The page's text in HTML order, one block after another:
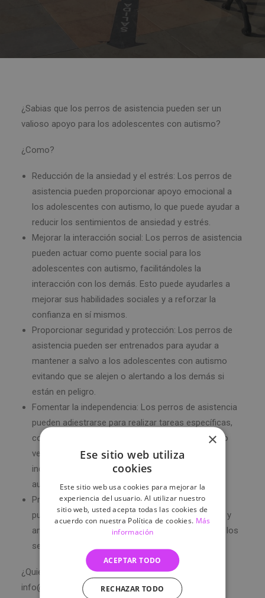
¿Sabias que los perros de asistencia pueden ser un
valioso apoyo para los adolescentes con autismo?
¿Como?
Reducción de la ansiedad y el estrés: Los perros de
asistencia pueden proporcionar apoyo emocional a
los adolescentes con autismo, lo que puede ayudar a
reducir los sentimientos de ansiedad y estrés.
Mejorar la interacción social: Los perros de asistencia
pueden actuar como puente social para los
adolescentes con autismo, facilitándoles la
interacción con los demás. Esto puede ayudarles a
mejorar sus habilidades sociales y a reforzar la
confianza en sí mismos.
Proporcionar seguridad y protección: Los perros de
asistencia pueden ser entrenados para ayudar a
mantener a salvo a los adolescentes con autismo
evitando que se alejen o alertando a los demás si
están en peligro.
Fomentar la independencia: Los perros de asistencia
pueden adiestrarse para realizar tareas específicas,
como ayudar en actividades de la vida diaria como
vestirse o abrir puertas. Esto puede fomentar la
independencia y ayudar a los adolescentes con
autismo a sentirse más capaces.
Proporcionar compañía: Los perros de asistencia
pueden proporcionar una sensación de compañía y
amor incondicional, lo que puede ayudar a reducir los
sentimientos de soledad y aislamiento.
¿Quieres saber mas? Escribenos a
info@asociacionkune.com ♡
×
Ese sitio web utiliza
cookies
Este sitio web usa cookies para mejorar la
experiencia del usuario. Al utilizar nuestro
sitio web, usted acepta todas las cookies de
acuerdo con nuestra Política de cookies. Más
información
ACEPTAR TODO
RECHAZAR TODO